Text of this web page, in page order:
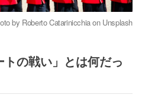
by Roberto Catarinicchia on Unsplash
トの戦い」とは何だっ